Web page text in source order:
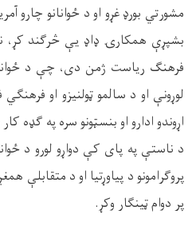
مشورتي بورډ غړو او د ځوانانو چارو
بشپړې همکارۍ ډاډ یې څرګند کړ،
فرهنګ ریاست ژمن دی، چې د
لوړونې او د سالمو ټولنیزو او فرهنګي
اړوندو ادارو او بنسټونو سره په ګډه
د ناستې په پای کې دواړو لورو د
پروګرامونو د پیاوړتیا او د متقابلې
پر دوام ټینګار وکړ.